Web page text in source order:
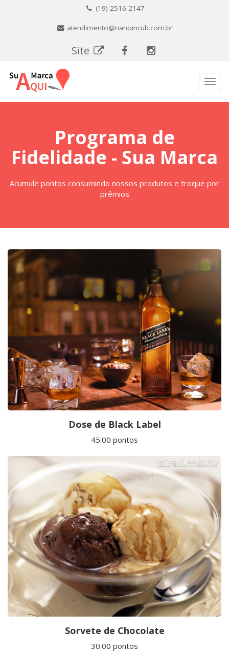
(19) 2516-2147
atendimento@nanoincub.com.br
Site
Menu
Programa de
Fidelidade - Sua Marca
Acumule pontos consumindo nossos produtos e troque por
prêmios
Dose de Black Label
45.00 pontos
Sorvete de Chocolate
30.00 pontos